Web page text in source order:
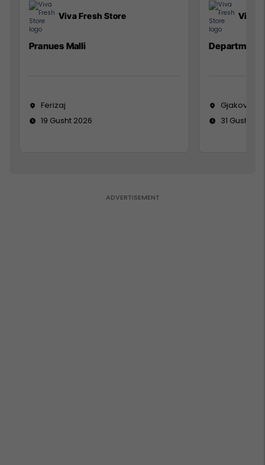
Viva Fresh Store
Pranues Malli
Ferizaj
19 Gusht 2026
Viva
Department
Gjakovë
31 Gusht